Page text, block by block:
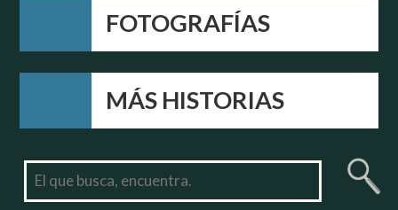
FOTOGRAFÍAS
MÁS HISTORIAS